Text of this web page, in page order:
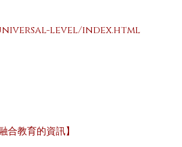
level/index.html
教育的資訊】